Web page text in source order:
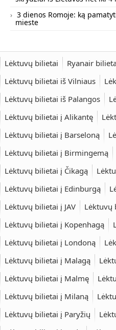
3 dienos Romoje: ką
mieste
Lėktuvų bilietai Ryanair
Lėktuvų bilietai iš Vilniaus
Lėktuvų bilietai iš Palangos
Lėktuvų bilietai į Alikantę
Lėktuvų bilietai į Barseloną
Lėktuvų bilietai į Birmingemą
Lėktuvų bilietai į Čikagą
Lėktuvų bilietai į Edinburgą
Lėktuvų bilietai į JAV
Lėktuvų
Lėktuvų bilietai į Kopenhagą
Lėktuvų bilietai į Londoną
Lėktuvų bilietai į Malagą
Lėktuvų bilietai į Malmę
Lėktuvų bilietai į Milaną
Lėktuvų bilietai į Paryžių